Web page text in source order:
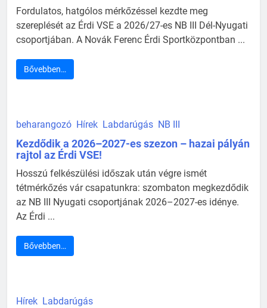
Fordulatos, hatgólos mérkőzéssel kezdte meg
szereplését az Érdi VSE a 2026/27-es NB III Dél-Nyugati
csoportjában. A Novák Ferenc Érdi Sportközpontban ...
Bővebben…
beharangozó Hírek Labdarúgás NB III
Kezdődik a 2026–2027-es szezon – hazai pályán
rajtol az Érdi VSE!
Hosszú felkészülési időszak után végre ismét
tétmérkőzés vár csapatunkra: szombaton megkezdődik
az NB III Nyugati csoportjának 2026–2027-es idénye.
Az Érdi ...
Bővebben…
Hírek Labdarúgás